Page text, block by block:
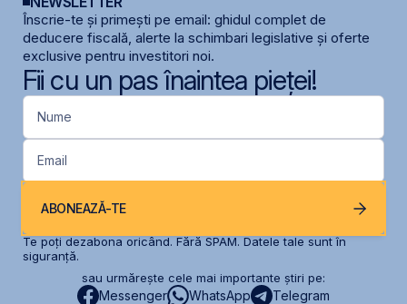
Înscrie-te și primești pe email: ghidul complet de
deducere fiscală, alerte la schimbari legislative și oferte
exclusive pentru investitori noi.
Fii cu un pas înaintea pieței!
Nume
Email
ABONEAZĂ-TE
Te poți dezabona oricând. Fără SPAM. Datele tale sunt în
siguranță.
sau urmărește cele mai importante știri pe:
Messenger WhatsApp Telegram